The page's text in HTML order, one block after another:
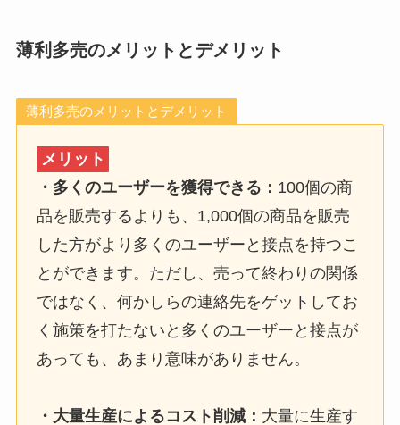
薄利多売のメリットとデメリット
薄利多売のメリットとデメリット
メリット
・多くのユーザーを獲得できる： 100個の商
品を販売するよりも、1,000個の商品を販売
した方がより多くのユーザーと接点を持つこ
とができます。ただし、売って終わりの関係
ではなく、何かしらの連絡先をゲットしてお
く施策を打たないと多くのユーザーと接点が
あっても、あまり意味がありません。
・大量生産によるコスト削減： 大量に生産す